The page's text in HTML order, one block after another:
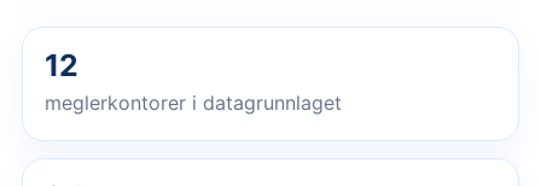
12
meglerkontorer i datagrunnlaget